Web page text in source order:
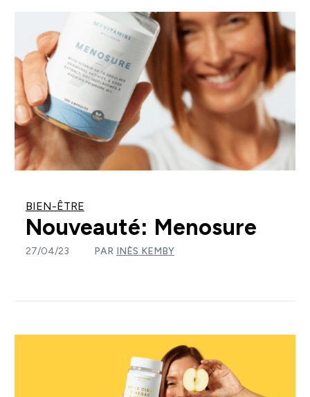
BIEN-ÊTRE
Nouveauté: Menosure
27/04/23 PAR INÈS KEMBY